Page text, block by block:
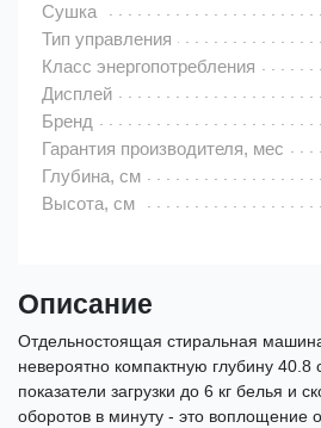
Сушка
Тип управления
Класс энергопотребления
Дисплей
Бренд
Гарантия производителя, мес
Глубина, см
Высота, см
Описание
Отдельностоящая стиральная
невероятно компактную глубину
показатели загрузки до 6 кг белья и
оборотов в минуту - это воплощение